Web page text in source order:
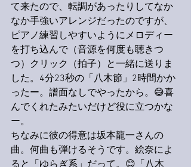
て来たので、転調があったりしてなか
なか手強いアレンジだったのですが、
ピアノ練習しやすいようにメロディー
を打ち込んで（音源を何度も聴きつ
つ）クリック（拍子）と一緒に送りま
した。4分23秒の「八木節」2時間かか
ったー。譜面なしでやったから。😅喜
んでくれたみたいだけど役に立つかな
ー。
ちなみに彼の得意は坂本龍一さんの
曲。何曲も弾けるそうです。絵奈によ
ると「ゆらぎ系」だって。😊「八木